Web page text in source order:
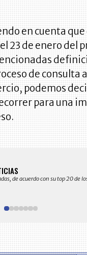
en cuenta
23 de enero del
de consulta
podemos
para una
de acuerdo con su top 20 de